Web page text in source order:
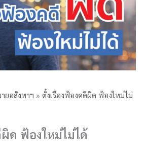
ยอสังหาฯ » ตั้งเรื่องฟ้องคดีผิด ฟ้องใหม่ไม่
ด ฟ้องใหม่ไม่ได้